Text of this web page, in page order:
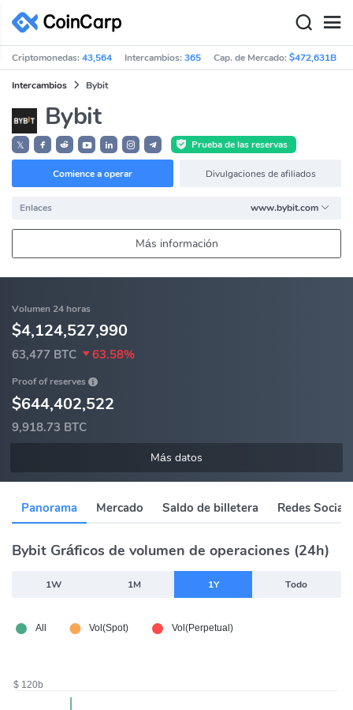
Criptomonedas:43,564 Intercambios:365 Cap. de Mercado:$472,631B
Intercambios Bybit
Bybit
𝕏 Prueba de las reservas
Comience a operar Divulgaciones de afiliados
Enlaces www.bybit.com
Más información
Volumen 24 horas
$4,124,527,990
63,477 BTC 63.58%
Proof of reserves
$644,402,522
9,918.73 BTC
Más datos
Panorama Mercado Saldo de billetera Redes
Bybit Gráficos de volumen de operaciones (24h)
1W 1M 1Y Todo